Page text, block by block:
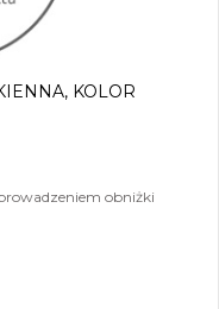
KOLOR
obniżki